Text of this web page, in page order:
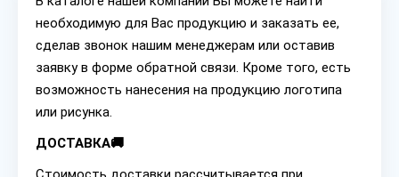
необходимую для Вас продукцию и заказать ее,
сделав звонок нашим менеджерам или оставив
заявку в форме обратной связи. Кроме того, есть
возможность нанесения на продукцию логотипа
или рисунка.
ДОСТАВКА🚚